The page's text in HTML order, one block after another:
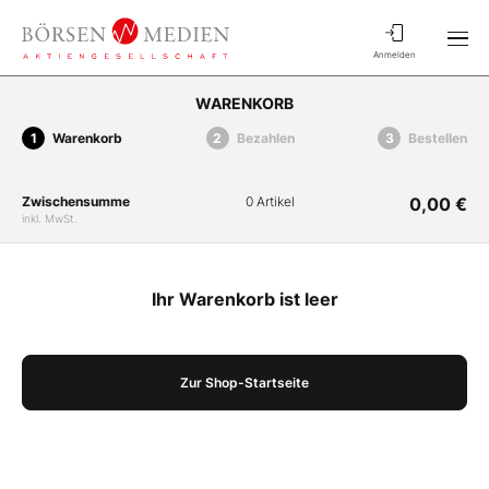
Anmelden
WARENKORB
Warenkorb Bezahlen Bestellen
Zwischensumme
inkl. MwSt.
0 Artikel 0,00 €
Ihr Warenkorb ist leer
Zur Shop-Startseite